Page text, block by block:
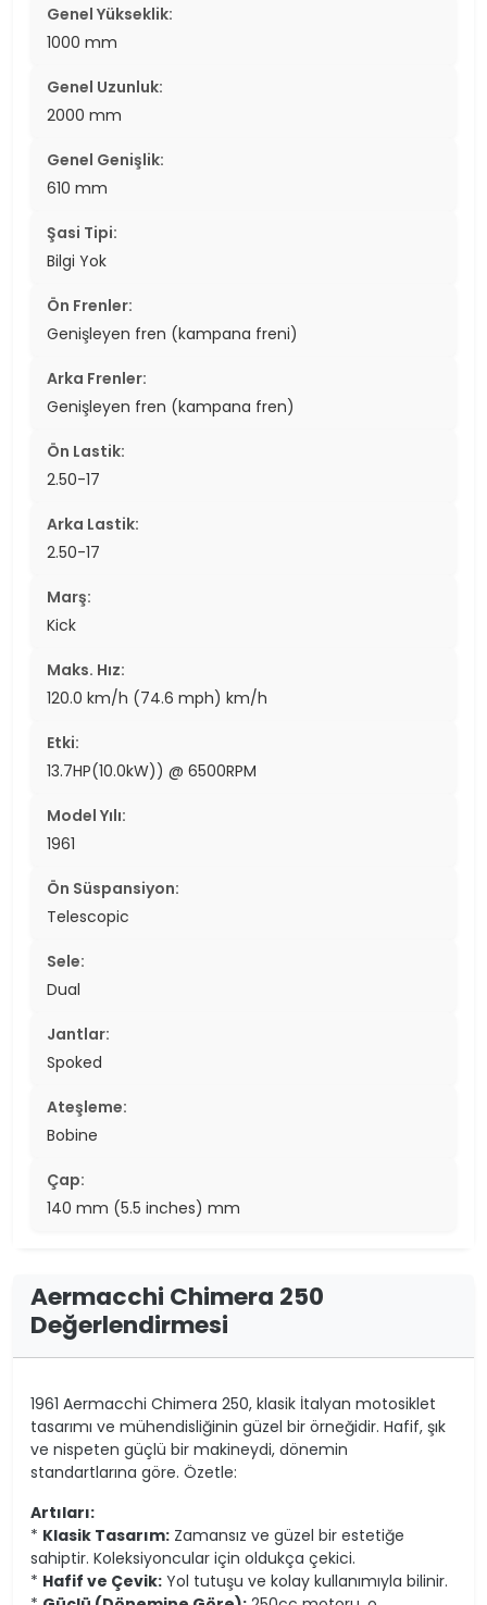
Genel Yükseklik:
1000 mm
Genel Uzunluk:
2000 mm
Genel Genişlik:
610 mm
Şasi Tipi:
Bilgi Yok
Ön Frenler:
Genişleyen fren (kampana freni)
Arka Frenler:
Genişleyen fren (kampana fren)
Ön Lastik:
2.50-17
Arka Lastik:
2.50-17
Marş:
Kick
Maks. Hız:
120.0 km/h (74.6 mph) km/h
Etki:
13.7HP(10.0kW)) @ 6500RPM
Model Yılı:
1961
Ön Süspansiyon:
Telescopic
Sele:
Dual
Jantlar:
Spoked
Ateşleme:
Bobine
Çap:
140 mm (5.5 inches) mm
Aermacchi Chimera 250
Değerlendirmesi
1961 Aermacchi Chimera 250, klasik İtalyan motosiklet
tasarımı ve mühendisliğinin güzel bir örneğidir. Hafif, şık
ve nispeten güçlü bir makineydi, dönemin
standartlarına göre. Özetle:
Artıları:
* Klasik Tasarım: Zamansız ve güzel bir estetiğe
sahiptir. Koleksiyoncular için oldukça çekici.
* Hafif ve Çevik: Yol tutuşu ve kolay kullanımıyla bilinir.